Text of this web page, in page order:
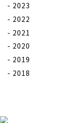
2023
2022
2021
2020
2019
2018